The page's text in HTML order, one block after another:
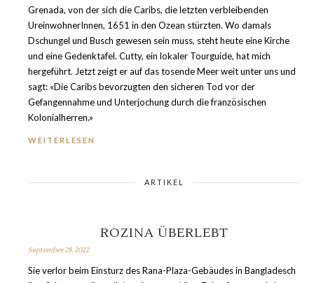
Grenada, von der sich die Caribs, die letzten verbleibenden
UreinwohnerInnen, 1651 in den Ozean stürzten. Wo damals
Dschungel und Busch gewesen sein muss, steht heute eine Kirche
und eine Gedenktafel. Cutty, ein lokaler Tourguide, hat mich
hergeführt. Jetzt zeigt er auf das tosende Meer weit unter uns und
sagt: «Die Caribs bevorzugten den sicheren Tod vor der
Gefangennahme und Unterjochung durch die französischen
Kolonialherren.»
WEITERLESEN
ARTIKEL
ROZINA ÜBERLEBT
September 28, 2022
Sie verlor beim Einsturz des Rana-Plaza-Gebäudes in Bangladesch